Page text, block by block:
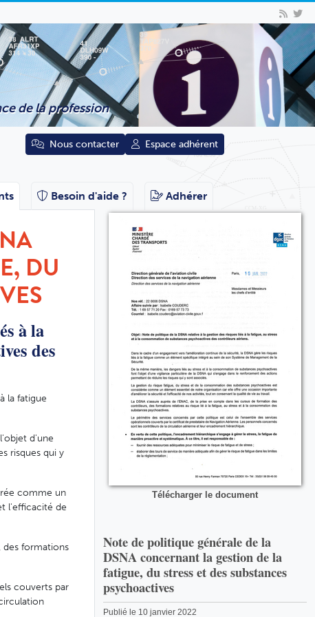
de la profession
Nous contacter Espace adhérent
Besoin d'aide ? Adhérer
DU
à la
des
la fatigue
d'une
risques qui y
comme un
l'efficacité de
des formations
couverts par
Télécharger le document
Note de politique générale de la
DSNA concernant la gestion de la
fatigue, du stress et des substances
psychoactives
Publié le 10 janvier 2022